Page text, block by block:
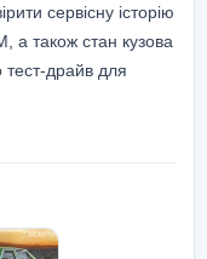
сервісну історію
а також стан кузова
тест-драйв для